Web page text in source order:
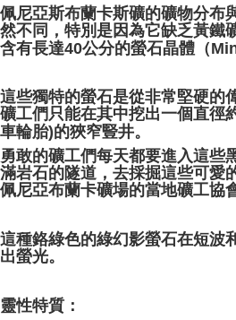
佩尼亞斯布蘭卡斯礦的礦物分布
然不同，特別是因為它缺乏黃鐵
含有長達40公分的螢石晶體（​
這些獨特的螢石是從非常堅硬的
礦工們只能在其中挖出一個直徑
車輪胎)的狹窄豎井。
勇敢的礦工們每天都要進入這些
滿岩石的隧道，去採掘這些可愛
佩尼亞布蘭卡礦場的當地礦工協
這種鉻綠色的綠幻影螢石在短波
出螢光。
靈性特質：